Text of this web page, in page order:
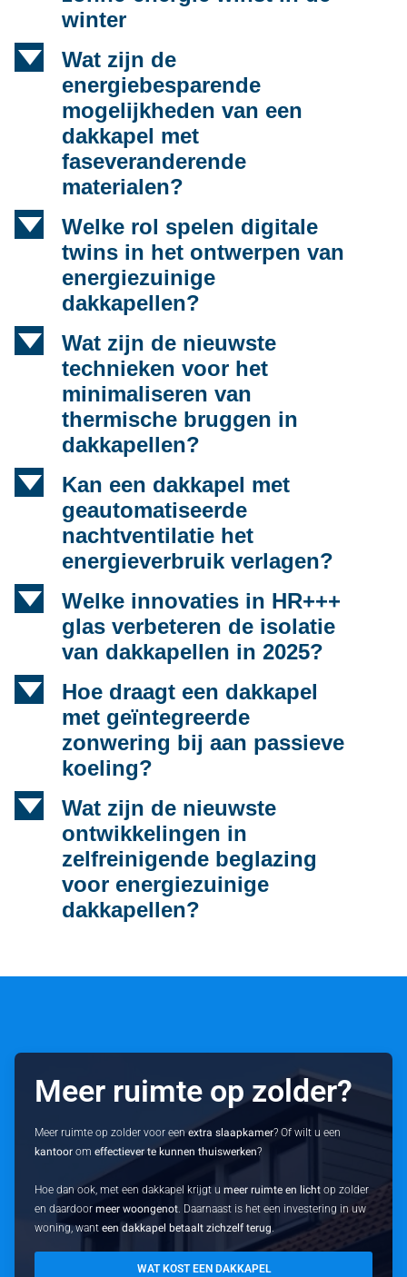
winter
d
Wat zijn de
energiebesparende
mogelijkheden van een
dakkapel met
faseveranderende
materialen?
d
Welke rol spelen digitale
twins in het ontwerpen van
energiezuinige
dakkapellen?
d
Wat zijn de nieuwste
technieken voor het
minimaliseren van
thermische bruggen in
dakkapellen?
d
Kan een dakkapel met
geautomatiseerde
nachtventilatie het
energieverbruik verlagen?
d
Welke innovaties in HR+++
glas verbeteren de isolatie
van dakkapellen in 2025?
d
Hoe draagt een dakkapel
met geïntegreerde
zonwering bij aan passieve
koeling?
d
Wat zijn de nieuwste
ontwikkelingen in
zelfreinigende beglazing
voor energiezuinige
dakkapellen?
Meer ruimte op zolder?
Meer ruimte op zolder voor eenextra slaapkamer? Of wilt u een
kantoor omeffectiever te kunnen thuiswerken?
Hoe dan ook, met een dakkapel krijgt umeer ruimte en licht op zolder
en daardoormeer woongenot . Daarnaast is het een investering in uw
woning, wanteen dakkapel betaalt zichzelf terug
WAT KOST EEN DAKKAPEL